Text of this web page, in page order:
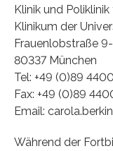
Klinik und
Klinikum der
Frauenlobstraße 9-
80337 München
Tel: +49 (0)89
Fax: +49 (0)89
Email:
Während der